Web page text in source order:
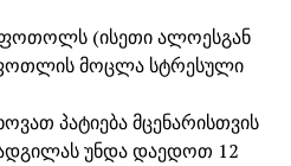
(ისეთი ალოესგან
მოცლა სტრესული
პატიება მცენარისთვის
უნდა დაედოთ 12